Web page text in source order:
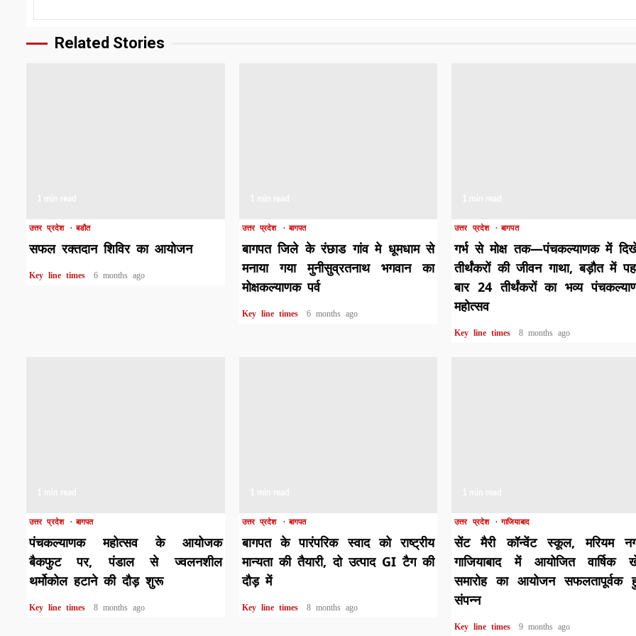
Related Stories
उत्तर प्रदेश बडौत
सफल रक्तदान शिविर का आयोजन
Key line times 6 months ago
उत्तर प्रदेश बागपत
बागपत जिले के रंछाड गांव मे धूमधाम से
मनाया गया मुनीसुव्रतनाथ भगवान का
मोक्षकल्याणक पर्व
Key line times 6 months ago
उत्तर प्रदेश बागपत
गर्भ से मोक्ष तक—पंचकल्याणक में
तीर्थंकरों की जीवन गाथा, बड़ौत में
बार 24 तीर्थंकरों का भव्य
महोत्सव
Key line times 8 months ago
उत्तर प्रदेश बागपत
पंचकल्याणक महोत्सव के आयोजक
बैकफुट पर, पंडाल से ज्वलनशील
थर्मोकोल हटाने की दौड़ शुरू
Key line times 8 months ago
उत्तर प्रदेश बागपत
बागपत के पारंपरिक स्वाद को राष्ट्रीय
मान्यता की तैयारी, दो उत्पाद GI टैग की
दौड़ में
Key line times 8 months ago
उत्तर प्रदेश गाजियाबाद
सेंट मैरी कॉन्वेंट स्कूल, मरियम
गाजियाबाद में आयोजित वार्षिक
समारोह का आयोजन सफलतापूर्वक
संपन्न
Key line times 9 months ago